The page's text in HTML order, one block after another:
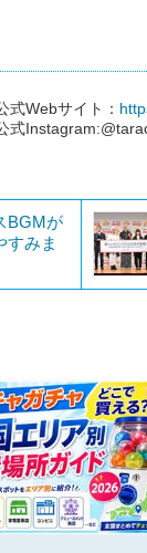
式Webサイト：
式
BGMが
すみま